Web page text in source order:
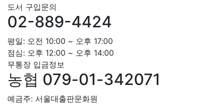
도서 구입문의
02-889-4424
평일: 오전 10:00 ~ 오후 17:00
점심: 오후 12:00 ~ 오후 14:00
무통장 입금정보
농협 079-01-342071
예금주: 서울대출판문화원